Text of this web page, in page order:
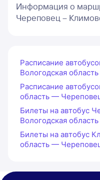
Информация о
Череповец –
Расписание
Вологодская область
Расписание
область —
Билеты на автобус
Вологодская область
Билеты на автобус
область —